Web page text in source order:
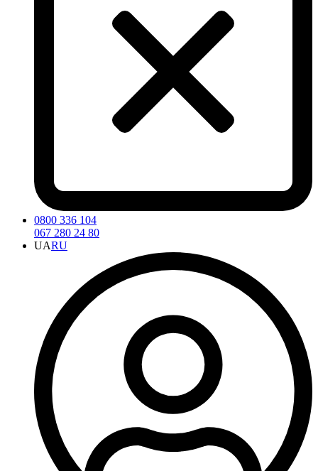
0800 336 104
067 280 24 80
UARU